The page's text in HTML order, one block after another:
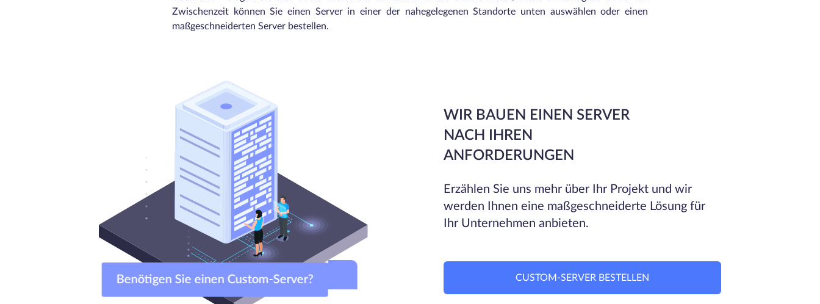
Zwischenzeit können Sie einen Server in einer der nahegelegenen Standorte unten auswählen oder einen
maßgeschneiderten Server bestellen.
Benötigen Sie einen Custom-Server?
WIR BAUEN EINEN SERVER
NACH IHREN
ANFORDERUNGEN
Erzählen Sie uns mehr über Ihr Projekt und wir
werden Ihnen eine maßgeschneiderte Lösung für
Ihr Unternehmen anbieten.
CUSTOM-SERVER BESTELLEN